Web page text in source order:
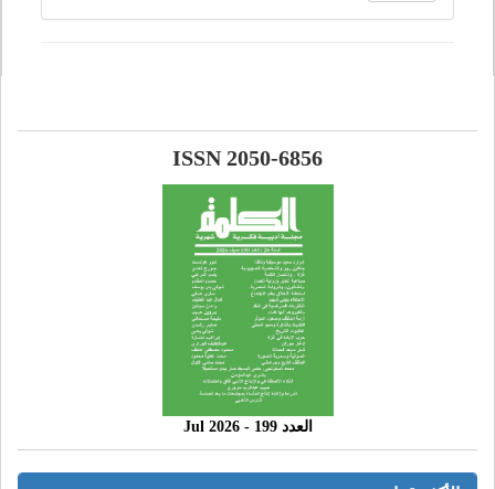
ISSN 2050-6856
العدد 199 - 2026 Jul